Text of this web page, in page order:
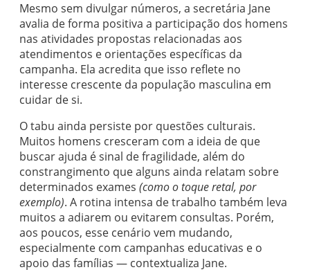
Mesmo sem divulgar números, a secretária Jane
avalia de forma positiva a participação dos homens
nas atividades propostas relacionadas aos
atendimentos e orientações específicas da
campanha. Ela acredita que isso reflete no
interesse crescente da população masculina em
cuidar de si.
O tabu ainda persiste por questões culturais.
Muitos homens cresceram com a ideia de que
buscar ajuda é sinal de fragilidade, além do
constrangimento que alguns ainda relatam sobre
determinados exames (como o toque retal, por
exemplo). A rotina intensa de trabalho também leva
muitos a adiarem ou evitarem consultas. Porém,
aos poucos, esse cenário vem mudando,
especialmente com campanhas educativas e o
apoio das famílias — contextualiza Jane.